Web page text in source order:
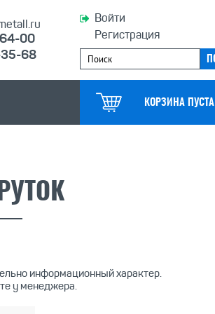
00
35-68
Войти
Регистрация
КОРЗИНА ПУСТА
информационный характер.
у менеджера.